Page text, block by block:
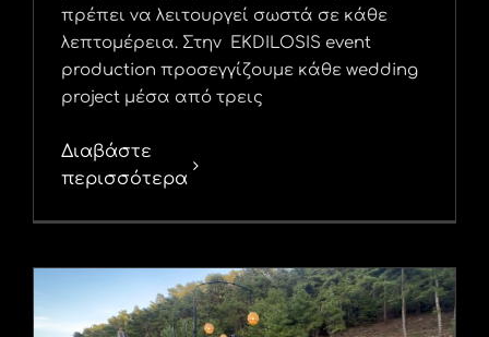
πρέπει να λειτουργεί σωστά σε κάθε
λεπτομέρεια. Στην EKDILOSIS event
production προσεγγίζουμε κάθε wedding
project μέσα από τρεις
Διαβάστε
περισσότερα